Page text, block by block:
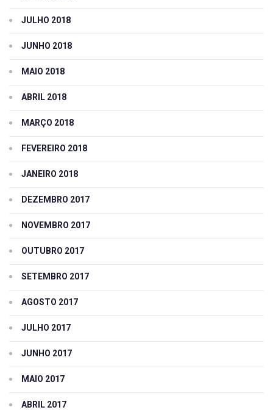
JULHO 2018
JUNHO 2018
MAIO 2018
ABRIL 2018
MARÇO 2018
FEVEREIRO 2018
JANEIRO 2018
DEZEMBRO 2017
NOVEMBRO 2017
OUTUBRO 2017
SETEMBRO 2017
AGOSTO 2017
JULHO 2017
JUNHO 2017
MAIO 2017
ABRIL 2017